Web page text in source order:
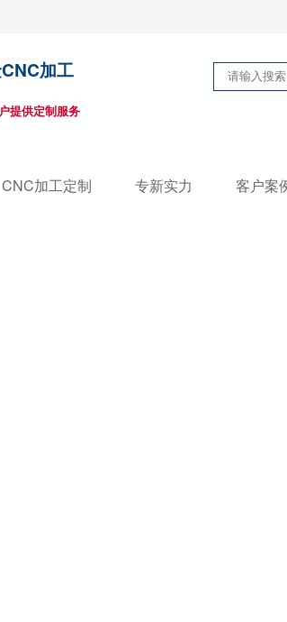
加工
提供定制服务
CNC加工定制 专新实力 客户案